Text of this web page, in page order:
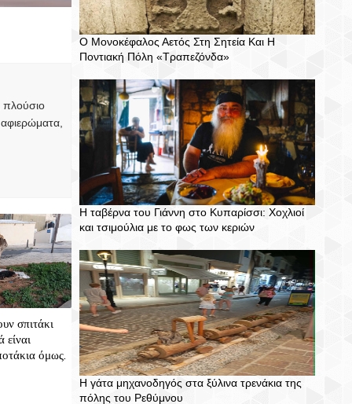
N
T
πλούσιο
σπιτάκι
είναι
όμως.
Ο Μονοκέφαλος Αετός Στη Σητεία Και Η
Ποντιακή Πόλη «Τραπεζόνδα»
Η ταβέρνα του Γιάννη στο Κυπαρίσσι: Χοχλιοί
και τσιμούλια με το φως των κεριών
Η γάτα μηχανοδηγός στα ξύλινα τρενάκια της
πόλης του Ρεθύμνου